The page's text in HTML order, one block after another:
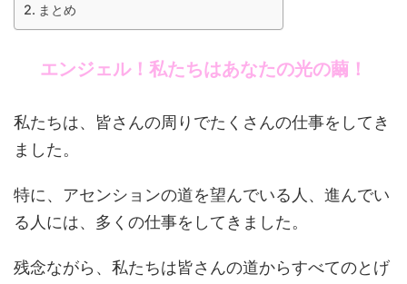
まとめ
エンジェル！私たちはあなたの光の繭！
私たちは、皆さんの周りでたくさんの仕事をしてき
ました。
特に、アセンションの道を望んでいる人、進んでい
る人には、多くの仕事をしてきました。
残念ながら、私たちは皆さんの道からすべてのとげ